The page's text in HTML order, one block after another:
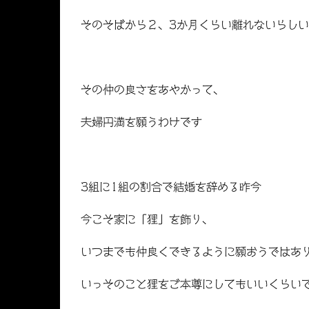
そのそばから２、 3か月くらい離れないらしい
その仲の良さをあやかって、
夫婦円満を願うわけです
3組に 1 組の割合で結婚を辞める昨今
今こそ家に「狸」を飾り、
いつまでも仲良くできるように願おうではあ
いっそのこと狸をご本尊にしてもいいくらい